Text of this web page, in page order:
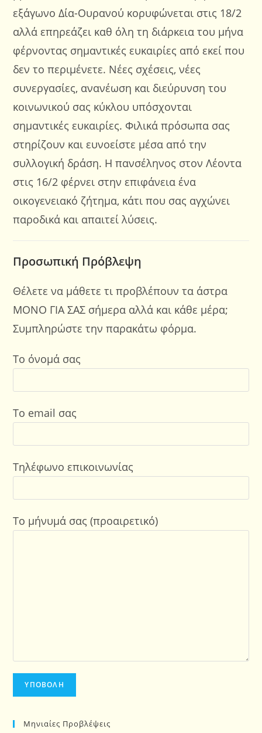
εξάγωνο Δία-Ουρανού κορυφώνεται στις 18/2
αλλά επηρεάζει καθ όλη τη διάρκεια του μήνα
φέρνοντας σημαντικές ευκαιρίες από εκεί που
δεν το περιμένετε. Νέες σχέσεις, νέες
συνεργασίες, ανανέωση και διεύρυνση του
κοινωνικού σας κύκλου υπόσχονται
σημαντικές ευκαιρίες. Φιλικά πρόσωπα σας
στηρίζουν και ευνοείστε μέσα από την
συλλογική δράση. Η πανσέληνος στον Λέοντα
στις 16/2 φέρνει στην επιφάνεια ένα
οικογενειακό ζήτημα, κάτι που σας αγχώνει
παροδικά και απαιτεί λύσεις.
Προσωπική Πρόβλεψη
Θέλετε να μάθετε τι προβλέπουν τα άστρα
ΜΟΝΟ ΓΙΑ ΣΑΣ σήμερα αλλά και κάθε μέρα;
Συμπληρώστε την παρακάτω φόρμα.
Το όνομά σας
Το email σας
Τηλέφωνο επικοινωνίας
Το μήνυμά σας (προαιρετικό)
Μηνιαίες Προβλέψεις